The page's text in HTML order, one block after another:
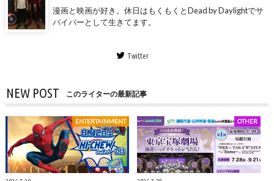
漫画と映画が好き。休日はもくもくとDead by Daylightでサ
バイバーとして生きてます。
Twitter
NEW POST このライターの最新記事
ENTERTAINMENT OTHER